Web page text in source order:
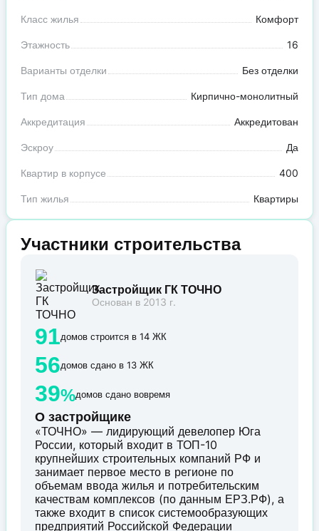
Класс жилья Комфорт
Этажность 16
Варианты отделки Без отделки
Тип дома Кирпично-монолитный
Аккредитация Аккредитован
Эскроу Да
Квартир в корпусе 400
Тип жилья Квартиры
Участники строительства
Застройщик ГК ТОЧНО
Основан в 2013 г.
91домов строится в 14 ЖК
56домов сдано в 13 ЖК
39%домов сдано вовремя
О застройщике
«ТОЧНО» — лидирующий девелопер Юга
России, который входит в ТОП-10
крупнейших строительных компаний РФ и
занимает первое место в регионе по
объемам ввода жилья и потребительским
качествам комплексов (по данным ЕРЗ.РФ), а
также входит в список системообразующих
предприятий Российской Федерации